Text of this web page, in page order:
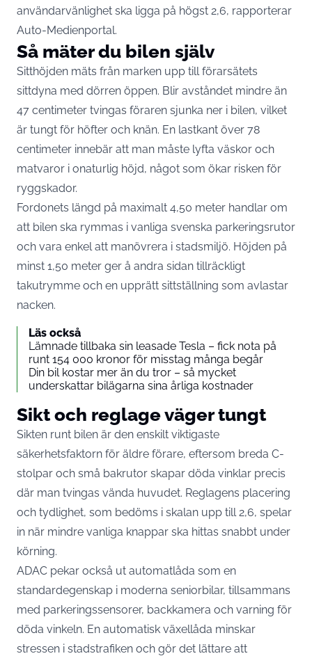
användarvänlighet ska ligga på högst 2,6, rapporterar
Auto-Medienportal.
Så mäter du bilen själv
Sitthöjden mäts från marken upp till förarsätets
sittdyna med dörren öppen. Blir avståndet mindre än
47 centimeter tvingas föraren sjunka ner i bilen, vilket
är tungt för höfter och knän. En lastkant över 78
centimeter innebär att man måste lyfta väskor och
matvaror i onaturlig höjd, något som ökar risken för
ryggskador.
Fordonets längd på maximalt 4,50 meter handlar om
att bilen ska rymmas i vanliga svenska parkeringsrutor
och vara enkel att manövrera i stadsmiljö. Höjden på
minst 1,50 meter ger å andra sidan tillräckligt
takutrymme och en upprätt sittställning som avlastar
nacken.
Läs också
Lämnade tillbaka sin leasade Tesla – fick nota på
runt 154 000 kronor för misstag många begår
Din bil kostar mer än du tror – så mycket
underskattar bilägarna sina årliga kostnader
Sikt och reglage väger tungt
Sikten runt bilen är den enskilt viktigaste
säkerhetsfaktorn för äldre förare, eftersom breda C-
stolpar och små bakrutor skapar döda vinklar precis
där man tvingas vända huvudet. Reglagens placering
och tydlighet, som bedöms i skalan upp till 2,6, spelar
in när mindre vanliga knappar ska hittas snabbt under
körning.
ADAC pekar också ut automatlåda som en
standardegenskap i moderna seniorbilar, tillsammans
med parkeringssensorer, backkamera och varning för
döda vinkeln. En automatisk växellåda minskar
stressen i stadstrafiken och gör det lättare att